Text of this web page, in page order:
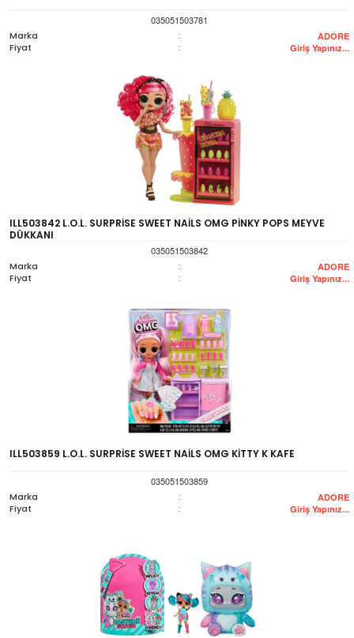
035051503781
Marka
: ADORE
Fiyat : Giriş Yapınız...
ILL503842 L.O.L. SURPRİSE SWEET NAİLS OMG PİNKY POPS MEYVE
DÜKKANI
035051503842
Marka
: ADORE
Fiyat : Giriş Yapınız...
ILL503859 L.O.L. SURPRİSE SWEET NAİLS OMG KİTTY K KAFE
035051503859
Marka
: ADORE
Fiyat : Giriş Yapınız...